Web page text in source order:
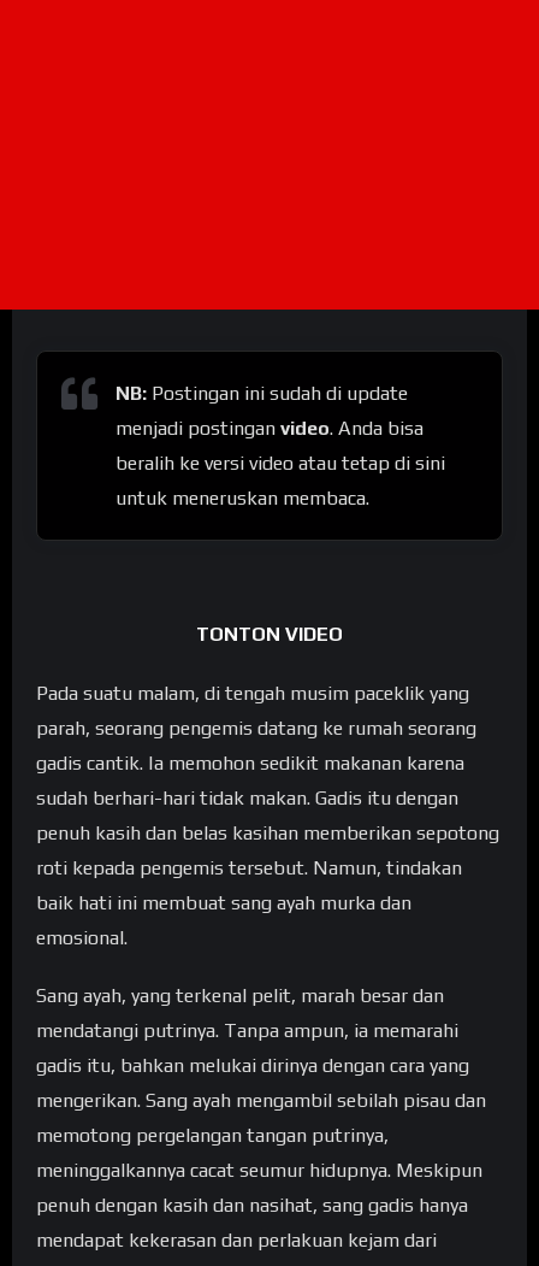
NB: Postingan ini sudah di update
menjadi postingan video. Anda bisa
beralih ke versi video atau tetap di sini
untuk meneruskan membaca.
TONTON VIDEO
Pada suatu malam, di tengah musim paceklik yang
parah, seorang pengemis datang ke rumah seorang
gadis cantik. Ia memohon sedikit makanan karena
sudah berhari-hari tidak makan. Gadis itu dengan
penuh kasih dan belas kasihan memberikan sepotong
roti kepada pengemis tersebut. Namun, tindakan
baik hati ini membuat sang ayah murka dan
emosional.
Sang ayah, yang terkenal pelit, marah besar dan
mendatangi putrinya. Tanpa ampun, ia memarahi
gadis itu, bahkan melukai dirinya dengan cara yang
mengerikan. Sang ayah mengambil sebilah pisau dan
memotong pergelangan tangan putrinya,
meninggalkannya cacat seumur hidupnya. Meskipun
penuh dengan kasih dan nasihat, sang gadis hanya
mendapat kekerasan dan perlakuan kejam dari